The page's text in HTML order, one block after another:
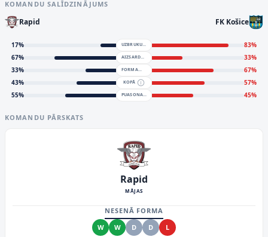
KOMANDU SALĪDZINĀJUMS
Rapid FK Košice
17% UZBRUKUMS 83%
67% AIZSARDZĪBA 33%
33% FORMA 67%
43% KOPĀ 57%
55% PUASONA MODELIS 45%
KOMANDU PĀRSKATS
Rapid
MĀJAS
NESENĀ FORMA
W
W D D
L